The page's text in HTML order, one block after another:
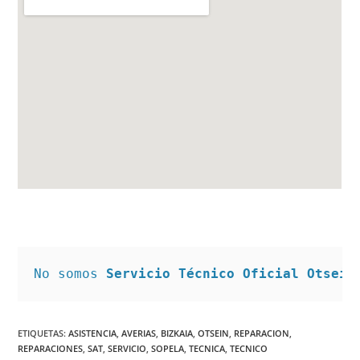
No somos Servicio Técnico Oficial Otsein
ETIQUETAS:ASISTENCIA, AVERIAS, BIZKAIA, OTSEIN, REPARACION,
REPARACIONES, SAT, SERVICIO, SOPELA, TECNICA, TECNICO